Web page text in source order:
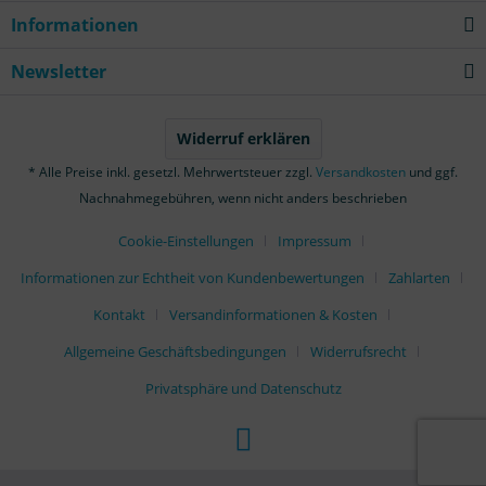
Informationen
Newsletter
Widerruf erklären
* Alle Preise inkl. gesetzl. Mehrwertsteuer zzgl. Versandkosten und ggf.
Nachnahmegebühren, wenn nicht anders beschrieben
Cookie-Einstellungen
Impressum
Informationen zur Echtheit von Kundenbewertungen
Zahlarten
Kontakt
Versandinformationen & Kosten
Allgemeine Geschäftsbedingungen
Widerrufsrecht
Privatsphäre und Datenschutz